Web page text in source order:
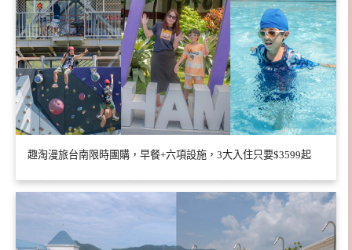
趣淘漫旅台南限時團購，早餐+六項設施，3大入住只要$3599起